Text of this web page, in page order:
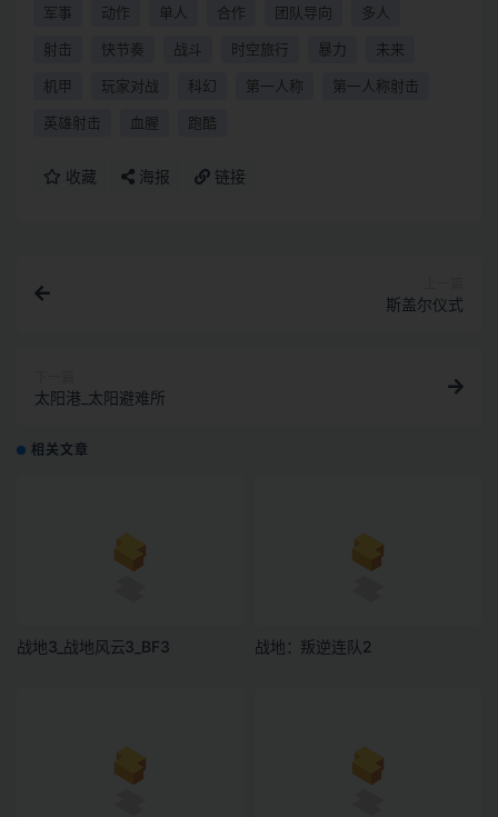
军事 动作 单人 合作 团队导向 多人
射击 快节奏 战斗 时空旅行 暴力 未来
机甲 玩家对战 科幻 第一人称 第一人称射击
英雄射击 血腥 跑酷
收藏 海报 链接
斯盖尔仪式
太阳港_太阳避难所
相关文章
战地3_战地风云3_BF3 战地：叛逆连队2